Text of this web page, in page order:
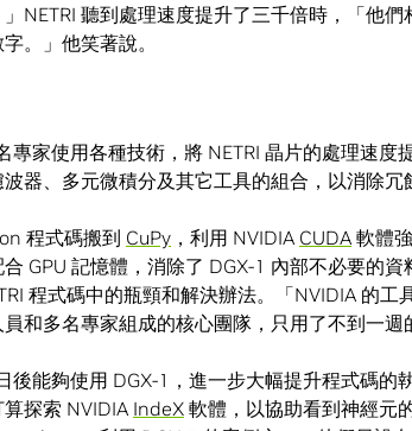
NETRI 聽到處理速度提升了三千倍時，「他
。」他笑著說。
家使用各種技術，將 NETRI 晶片的處理速度
器、多元微積分及其它工具的組合，以消除冗
程式碼搬到 CuPy ，利用 NVIDIA CUDA 軟體
GPU 記憶體，消除了 DGX-1 內部不必要的資
程式碼中的瓶頸和解決辦法。「NVIDIA 的工
和多名專家組成的核心團隊，只用了不到一週
能夠使用 DGX-1，進一步大幅提升程式碼的
探索 NVIDIA IndeX 軟體，以協助看到神經元